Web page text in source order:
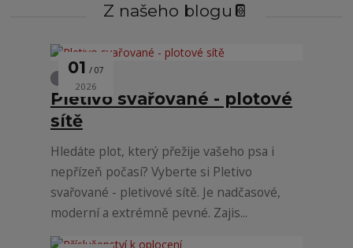
Z našeho blogu📔
01 07
2026
Pletivo svařované - plotové
sítě
Hledáte plot, který přežije vašeho psa i
nepřízeň počasí? Vyberte si Pletivo
svařované - pletivové sítě. Je nadčasové,
moderní a extrémně pevné. Zajis...